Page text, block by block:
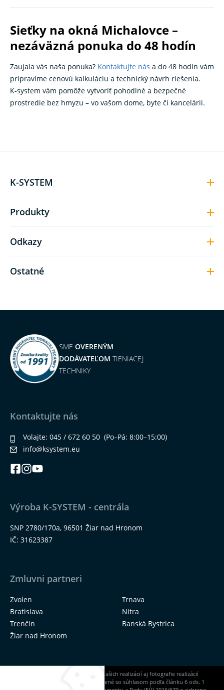
Sieťky na okná Michalovce –
nezáväzná ponuka do 48 hodín
Zaujala vás naša ponuka? Kontaktujte nás a do 48 hodín vám
pripravíme cenovú kalkuláciu a technický návrh riešenia.
K‑system vám pomôže vytvoriť pohodlné a bezpečné
prostredie bez hmyzu – vo vašom dome, byte či kancelárii.
K-SYSTEM
Produkty
Odkazy
Ostatné
SME OVERENÝM
DODÁVATEĽOM TIENIACEJ
TECHNIKY
Kontaktujte nás
Volajte: 045 / 672 60 50 (Po–Pá: 8:00–15:00)
info@ksystem.eu
Výroba K-SYSTEM - centrála
SNP 2780/170a, 96501 Žiar nad Hronom
IČ: 31623387
Zmluvni partneri
Zvolen
Trnava
Bratislava
Nitra
Trenčín
Banská Bystrica
Žiar nad Hronom
Na našich stránkach nájdete okrem našich realizácií aj fotografie realizácií
našich dodávateľov, ktoré sú zverejnené so súhlasom podľa článku 6 ods. 1